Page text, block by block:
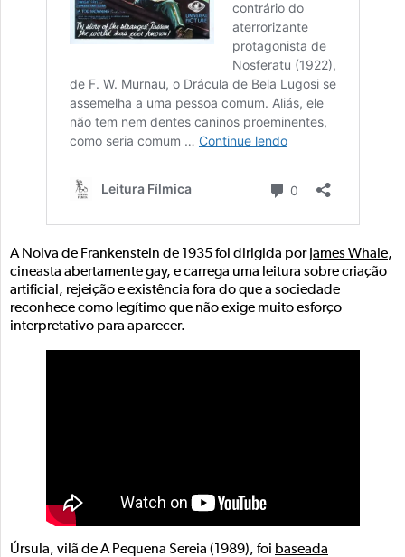
A Noiva de Frankenstein de 1935 foi dirigida por James Whale,
cineasta abertamente gay, e carrega uma leitura sobre criação
artificial, rejeição e existência fora do que a sociedade
reconhece como legítimo que não exige muito esforço
interpretativo para aparecer.
Úrsula, vilã de A Pequena Sereia (1989), foi baseada